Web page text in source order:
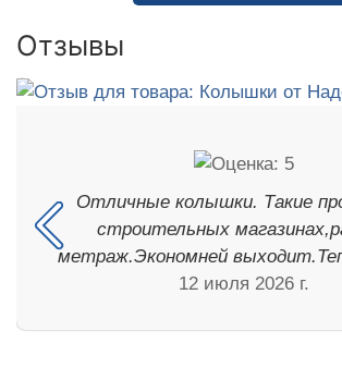
Отзывы
Отличные колышки. Такие
строительных
метраж.Экономней
12 июля 2026 г.